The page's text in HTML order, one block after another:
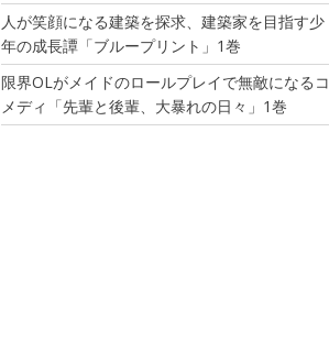
人が笑顔になる建築を探求、建築家を目指す少
年の成長譚「ブループリント」1巻
限界OLがメイドのロールプレイで無敵になるコ
メディ「先輩と後輩、大暴れの日々」1巻